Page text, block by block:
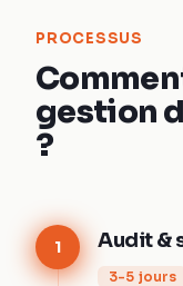
PROCESSUS
gestion
?
1 Audit &
3-5 jours